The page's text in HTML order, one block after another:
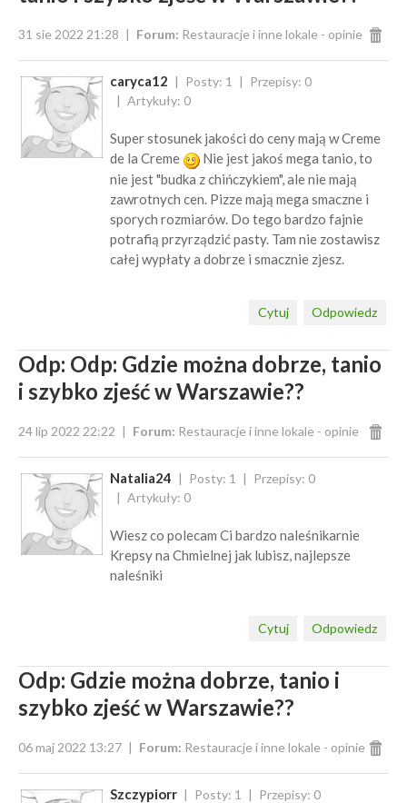
31 sie 2022 21:28 Forum: Restauracje i inne lokale - opinie
caryca12 Posty: 1
Przepisy: 0
Artykuły: 0
Super stosunek jakości do ceny mają w Creme
de la Creme
Nie jest jakoś mega tanio, to
nie jest "budka z chińczykiem", ale nie mają
zawrotnych cen. Pizze mają mega smaczne i
sporych rozmiarów. Do tego bardzo fajnie
potrafią przyrządzić pasty. Tam nie zostawisz
całej wypłaty a dobrze i smacznie zjesz.
Odpowiedz
Cytuj
Odp: Odp: Gdzie można dobrze, tanio
i szybko zjeść w Warszawie??
24 lip 2022 22:22 Forum: Restauracje i inne lokale - opinie
Natalia24 Posty: 1
Przepisy: 0
Artykuły: 0
Wiesz co polecam Ci bardzo naleśnikarnie
Krepsy na Chmielnej jak lubisz, najlepsze
naleśniki
Odpowiedz
Cytuj
Odp: Gdzie można dobrze, tanio i
szybko zjeść w Warszawie??
06 maj 2022 13:27 Forum: Restauracje i inne lokale - opinie
Szczypiorr Posty: 1
Przepisy: 0